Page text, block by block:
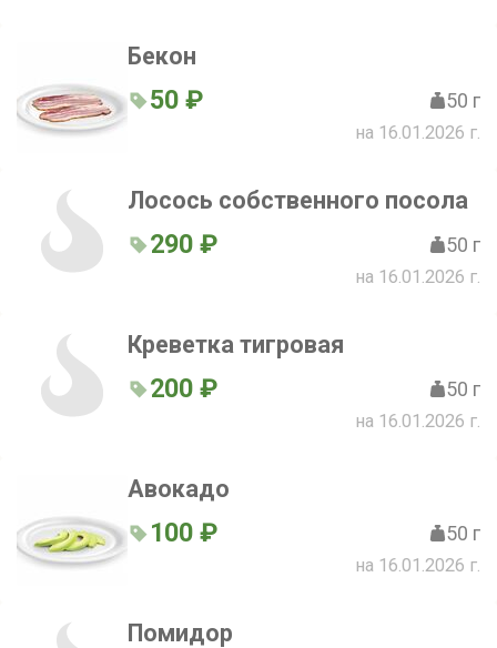
Бекон
50 ₽ 50 г
на 16.01.2026 г.
Лосось собственного посола
290 ₽ 50 г
на 16.01.2026 г.
Креветка тигровая
200 ₽ 50 г
на 16.01.2026 г.
Авокадо
100 ₽ 50 г
на 16.01.2026 г.
Помидор